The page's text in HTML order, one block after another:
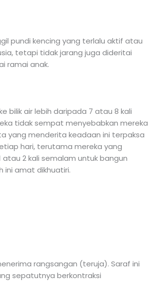
pundi kencing yang terlalu aktif atau
tetapi tidak jarang juga dideritai
ramai anak.
bilik air lebih daripada 7 atau 8 kali
tidak sempat menyebabkan mereka
yang menderita keadaan ini terpaksa
hari, terutama mereka yang
2 kali semalam untuk bangun
ini amat dikhuatiri.
rangsangan (teruja). Saraf ini
sepatutnya berkontraksi